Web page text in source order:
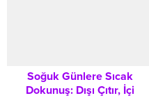
Soğuk Günlere Sıcak
Dokunuş: Dışı Çıtır, İçi